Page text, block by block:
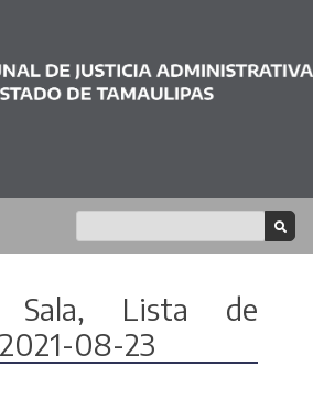
Sala, Lista de
08-23